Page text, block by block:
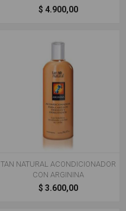
$ 4.900,00
TAN NATURAL ACONDICIONADOR
CON ARGININA
$ 3.600,00